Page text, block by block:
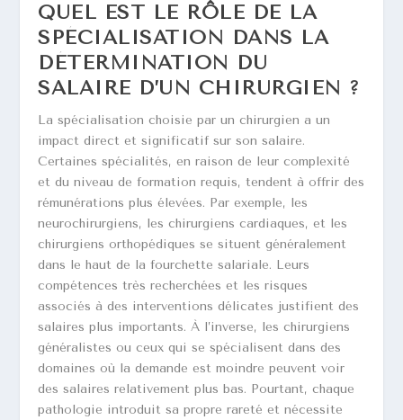
QUEL EST LE RÔLE DE LA
SPÉCIALISATION DANS LA
DÉTERMINATION DU
SALAIRE D’UN CHIRURGIEN ?
La spécialisation choisie par un chirurgien a un
impact direct et significatif sur son salaire.
Certaines spécialités, en raison de leur complexité
et du niveau de formation requis, tendent à offrir des
rémunérations plus élevées. Par exemple, les
neurochirurgiens, les chirurgiens cardiaques, et les
chirurgiens orthopédiques se situent généralement
dans le haut de la fourchette salariale. Leurs
compétences très recherchées et les risques
associés à des interventions délicates justifient des
salaires plus importants. À l’inverse, les chirurgiens
généralistes ou ceux qui se spécialisent dans des
domaines où la demande est moindre peuvent voir
des salaires relativement plus bas. Pourtant, chaque
pathologie introduit sa propre rareté et nécessite